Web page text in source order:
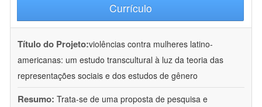
Currículo
Título do Projeto:violências contra mulheres latino-
americanas: um estudo transcultural à luz da teoria das
representações sociais e dos estudos de gênero
Resumo: Trata-se de uma proposta de pesquisa e